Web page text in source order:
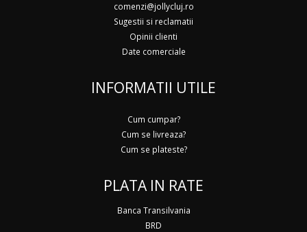
comenzi@jollycluj.ro
Sugestii si reclamatii
Opinii clienti
Date comerciale
INFORMATII UTILE
Cum cumpar?
Cum se livreaza?
Cum se plateste?
PLATA IN RATE
Banca Transilvania
BRD